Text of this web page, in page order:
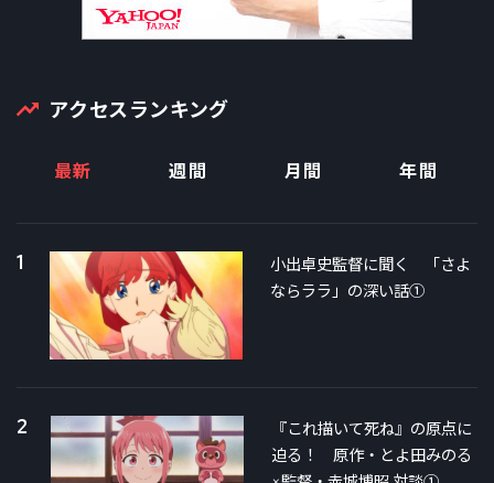
アクセスランキング
最新 週間 月間 年間
1
小出卓史監督に聞く 「さよ
ならララ」の深い話①
2
『これ描いて死ね』の原点に
迫る！ 原作・とよ田みのる